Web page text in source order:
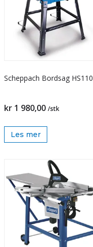
Scheppach Bordsag HS110
kr 1 980,00 /stk
Les mer